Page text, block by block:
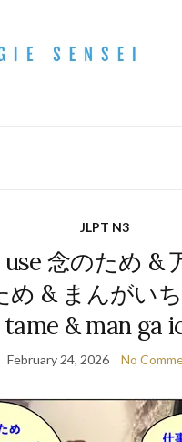
JLPT N3
念のため &
め & まんがい
tame & man ga
February 24, 2026 No